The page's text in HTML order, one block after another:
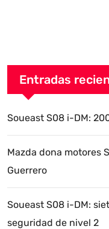
Entradas
Soueast S08 i-DM:
Mazda dona motores
Guerrero
Soueast S08 i-DM:
seguridad de nivel 2